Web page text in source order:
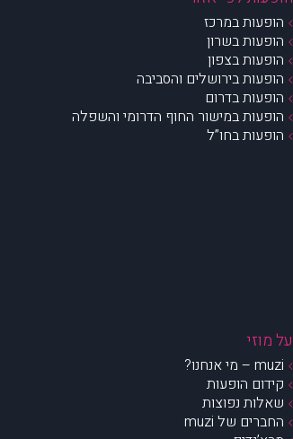
הופעות במרכז
הופעות בשרון
הופעות בצפון
הופעות בירושלים והסביבה
הופעות בדרום
הופעות במישור החוף הדרומי והשפלה
הופעות בחו”ל
על מוזי
muzi – מי אנחנו?
קידום הופעות
שאלות נפוצות
החברים של muzi